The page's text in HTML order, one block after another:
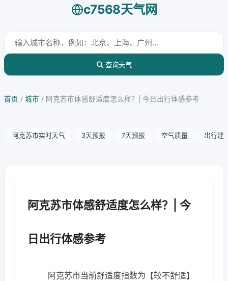
c7568天气网
查询天气
首页 / 城市 / 阿克苏市体感舒适度怎么样？| 今日出行体感参考
阿克苏市实时天气 3天预报 7天预报 空气质量 出行建
阿克苏市体感舒适度怎么样？| 今
日出行体感参考
阿克苏市当前舒适度指数为【较不舒适】